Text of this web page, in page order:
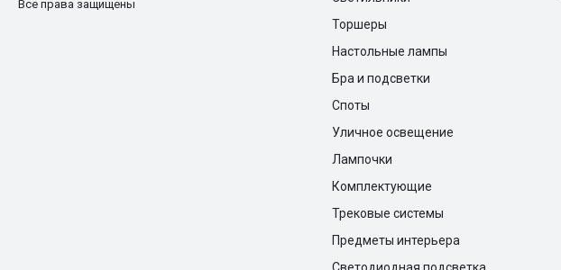
Все права защищены
Торшеры
Настольные лампы
Бра и подсветки
Споты
Уличное освещение
Лампочки
Комплектующие
Трековые системы
Предметы интерьера